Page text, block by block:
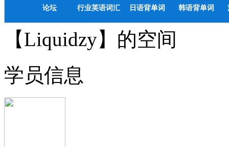
论坛
行业英语词汇 日语背单词 韩语背单词
【Liquidzy】的空间
学员信息